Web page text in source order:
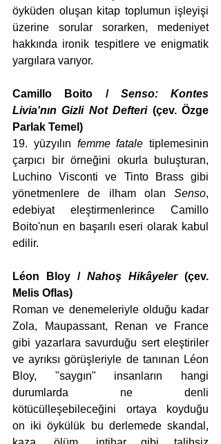
öyküden oluşan kitap toplumun işleyişi
üzerine sorular sorarken, medeniyet
hakkında ironik tespitlere ve enigmatik
yargılara varıyor.
Camillo Boito / Senso: Kontes
Livia'nın Gizli Not Defteri (çev. Özge
Parlak Temel)
19. yüzyılın femme fatale tiplemesinin
çarpıcı bir örneğini okurla buluşturan,
Luchino Visconti ve Tinto Brass gibi
yönetmenlere de ilham olan Senso,
edebiyat eleştirmenlerince Camillo
Boito'nun en başarılı eseri olarak kabul
edilir.
Léon Bloy / Nahoş Hikâyeler (çev.
Melis Oflas)
Roman ve denemeleriyle olduğu kadar
Zola, Maupassant, Renan ve France
gibi yazarlara savurduğu sert eleştiriler
ve ayrıksı görüşleriyle de tanınan Léon
Bloy, "saygın" insanların hangi
durumlarda ne denli
kötücülleşebileceğini ortaya koyduğu
on iki öykülük bu derlemede skandal,